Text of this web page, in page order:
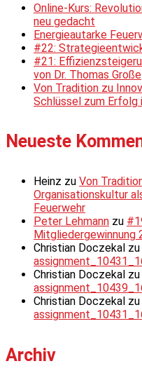
Online-Kurs:
neu gedacht
Energieautarke
#22:
#21:
von Dr. Thomas Große
Von Tradition zu
Schlüssel zum Erfolg
Neueste
Heinz zu Von
Organisationskultur
Feuerwehr
Peter Lehmann zu
Mitgliedergewinnung
Christian Doczekal zu
Christian Doczekal zu
Christian Doczekal zu
Archiv